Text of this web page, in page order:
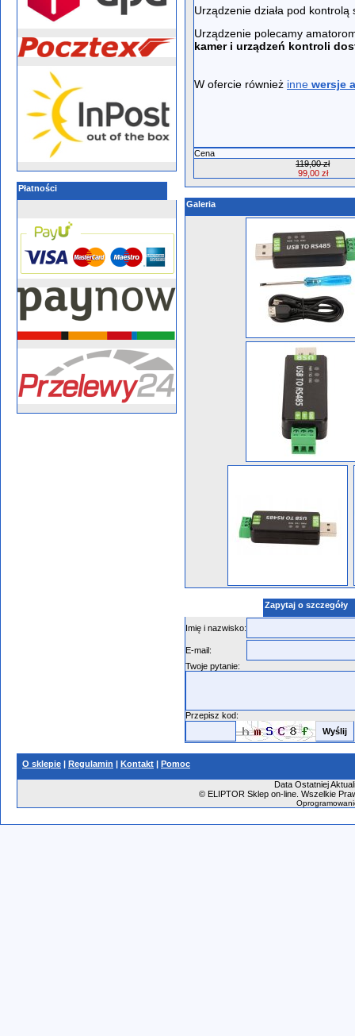
Płatności
Urządzenie działa pod
Urządzenie polecamy
kamer i urządzeń kontroli
W ofercie również inne wersje
Cena
119,00 zł
99,00 zł
Galeria
Zapytaj o szczegóły
Imię i nazwisko:
E-mail:
Twoje pytanie:
Przepisz kod:
O sklepie | Regulamin | Kontakt | Pomoc
Data Ostatniej
©ELIPTOR Sklep on-line. Wszelkie